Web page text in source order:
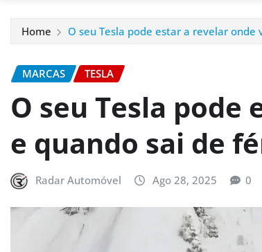
Home O seu Tesla pode estar a revelar onde
MARCAS TESLA
O seu Tesla
e quando sai de
Radar Automóvel Ago 28, 2025 0